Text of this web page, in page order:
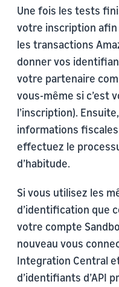
Une fois les tests
votre inscription
les transactions
donner vos
votre partenaire
vous-même si c’est
l’inscription).
informations
effectuez le
d’habitude.
Si vous utilisez les
d’identification que
votre compte
nouveau vous
Integration Central
d’identifiants d’API